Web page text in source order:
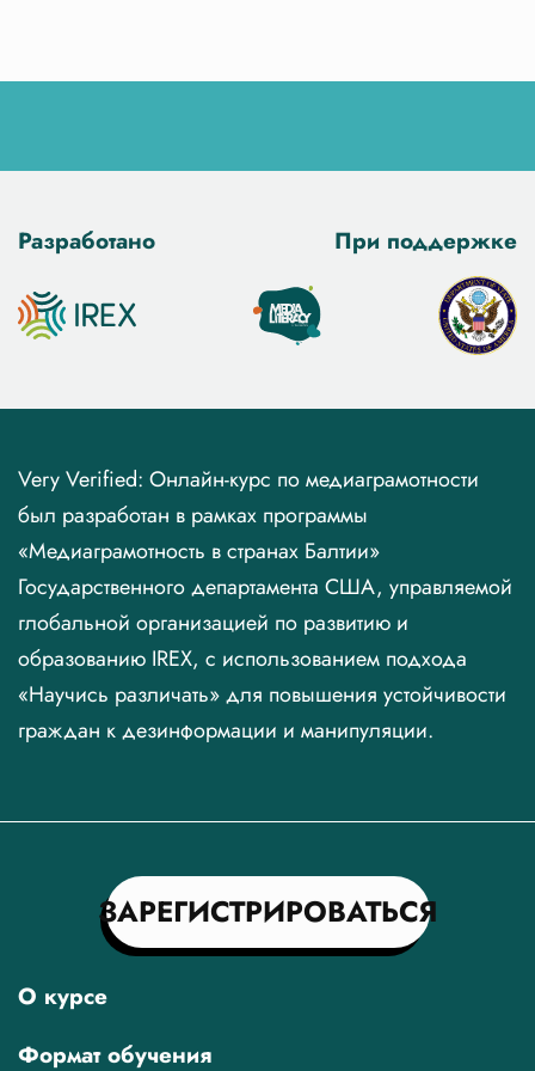
Разработано При поддержке
Very Verified: Онлайн-курс по медиаграмотности
был разработан в рамках программы
«Медиаграмотность в странах Балтии»
Государственного департамента США, управляемой
глобальной организацией по развитию и
образованию IREX, с использованием подхода
«Научись различать» для повышения устойчивости
граждан к дезинформации и манипуляции.
ЗАРЕГИСТРИРОВАТЬСЯ
О курсе
Формат обучения